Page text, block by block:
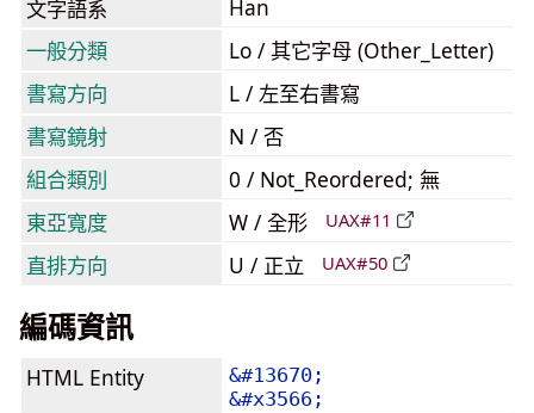
文字語系
Han
一般分類
Lo / 其它字母 (Other_Letter)
書寫方向
L / 左至右書寫
書寫鏡射
N / 否
組合類別
0 / Not_Reordered; 無
東亞寬度
W / 全形 UAX#11
直排方向 U / 正立 UAX#50
編碼資訊
HTML Entity
&#13670;
&#x3566;